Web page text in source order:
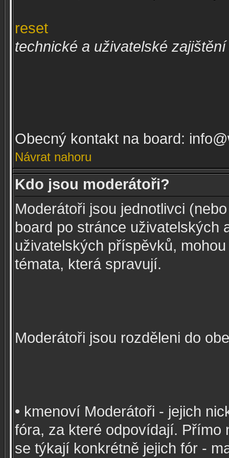
reset
technické a uživatelské
Obecný kontakt na board:
Návrat nahoru
Kdo jsou moderátoři?
Moderátoři jsou jednotlivci
board po stránce uživatelských
uživatelských příspěvků,
témata, která spravují.
Moderátoři jsou rozděleni do
• kmenoví Moderátoři - jejich
fóra, za které odpovídají. Přímo
se týkají konkrétně jejich fór -